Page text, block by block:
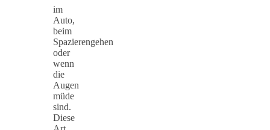
im
Auto,
beim
Spazierengehen
oder
wenn
die
Augen
müde
sind.
Diese